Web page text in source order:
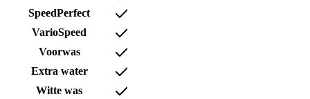
SpeedPerfect
VarioSpeed
Voorwas
Extra water
Witte was